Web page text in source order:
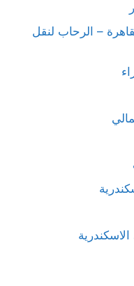
– الرحاب لنقل